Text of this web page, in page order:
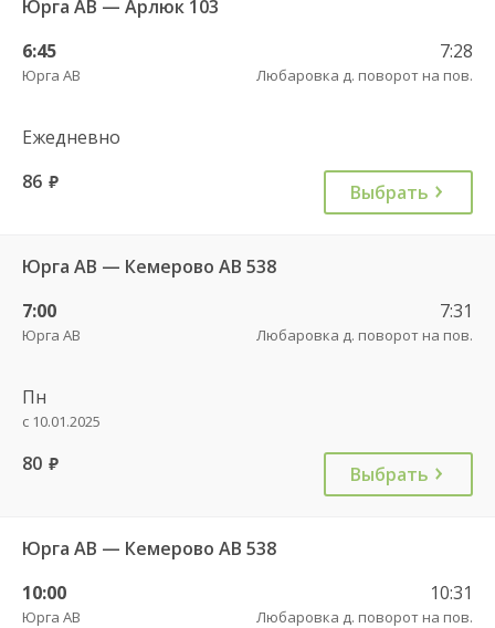
Юрга АВ — Арлюк 103
6:45
Юрга АВ
7:28
Любаровка д. поворот на пов.
Ежедневно
86 руб. Выбрать
Юрга АВ — Кемерово АВ 538
7:00
Юрга АВ
7:31
Любаровка д. поворот на пов.
Пн
с 10.01.2025
80 руб. Выбрать
Юрга АВ — Кемерово АВ 538
10:00
Юрга АВ
10:31
Любаровка д. поворот на пов.